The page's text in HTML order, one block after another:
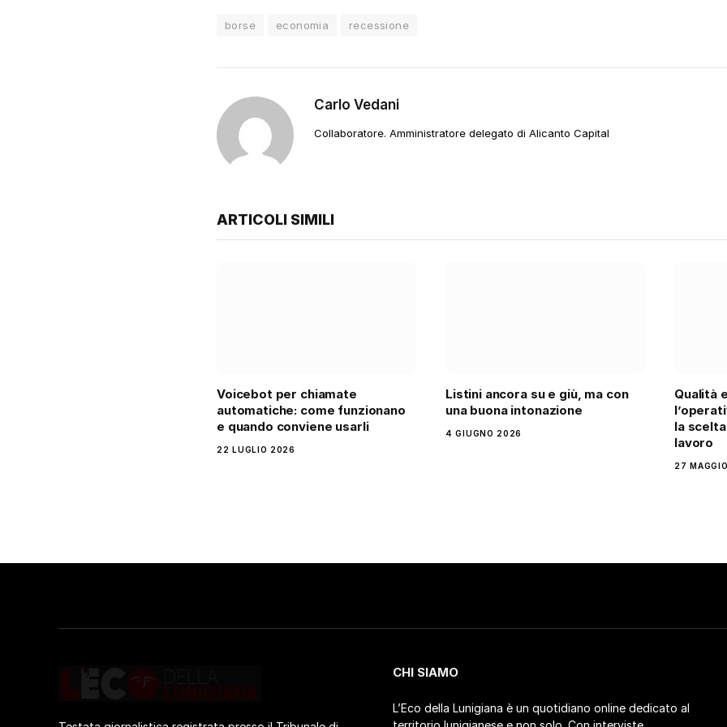
borse economia recessione
Carlo Vedani
Collaboratore. Amministratore delegato di Alicanto Capital
ARTICOLI SIMILI
Voicebot per chiamate
automatiche: come funzionano
e quando conviene usarli
22 LUGLIO 2026
Listini ancora su e giù, ma con
una buona intonazione
4 GIUGNO 2026
Qualità
la
lavoro
27
CHI SIAMO
L’Eco della Lunigiana è un quotidiano online dedicato al